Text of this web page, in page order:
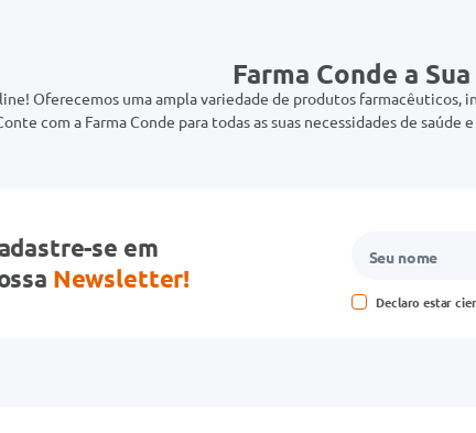
Farma Conde a
Oferecemos uma ampla variedade de produtos
com a Farma Conde para todas as suas necessidades de
se em
Newsletter!
Declaro estar